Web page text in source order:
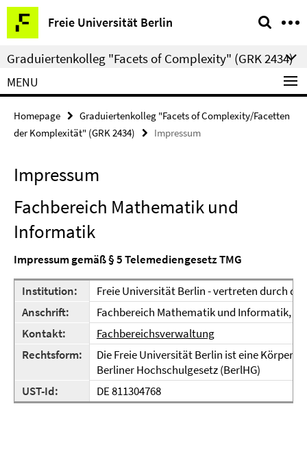
Springe
direkt
zu
Inhalt
Freie Universität Berlin
Service
Navigation
Graduiertenkolleg "Facets of Complexity" (GRK 2434)
MENU
Homepage
Graduiertenkolleg "Facets of Complexity/Facetten
der Komplexität" (GRK 2434)
Impressum
Impressum
Fachbereich Mathematik und
Informatik
Impressum gemäß § 5 Telemediengesetz TMG
Institution:
Freie Universität Berlin - vertreten durch
Anschrift:
Fachbereich Mathematik und Informatik,
Kontakt:
Fachbereichsverwaltung
Rechtsform:
Die Freie Universität Berlin ist eine
Berliner Hochschulgesetz (BerlHG)
UST-Id:
DE 811304768